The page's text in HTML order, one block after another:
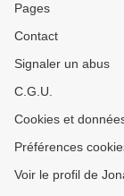
Pages
Contact
Signaler un abus
C.G.U.
Cookies et
Préférences
Voir le profil de